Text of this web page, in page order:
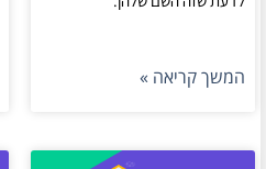
המשך קריאה »